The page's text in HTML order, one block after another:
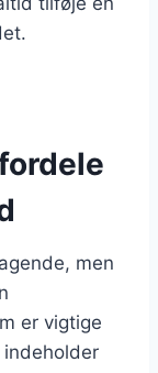
men
er vigtige